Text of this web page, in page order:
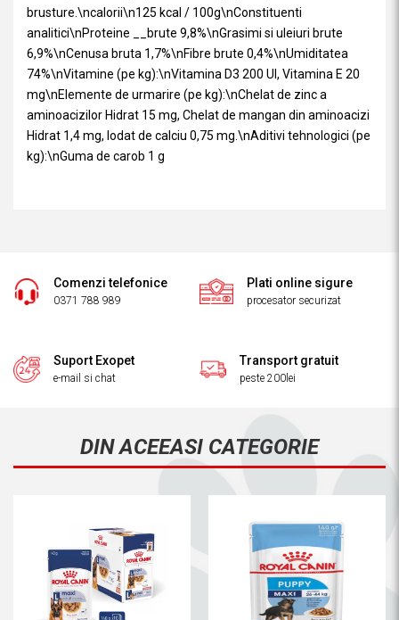
brusture.\ncalorii\n125 kcal / 100g\nConstituenti
analitici\nProteine __brute 9,8%\nGrasimi si uleiuri brute
6,9%\nCenusa bruta 1,7%\nFibre brute 0,4%\nUmiditatea
74%\nVitamine (pe kg):\nVitamina D3 200 UI, Vitamina E 20
mg\nElemente de urmarire (pe kg):\nChelat de zinc a
aminoacizilor Hidrat 15 mg, Chelat de mangan din aminoacizi
Hidrat 1,4 mg, Iodat de calciu 0,75 mg.\nAditivi tehnologici (pe
kg):\nGuma de carob 1 g
Comenzi telefonice
0371 788 989
Plati online sigure
procesator securizat
Suport Exopet
e-mail si chat
Transport gratuit
peste 200lei
DIN ACEEASI CATEGORIE